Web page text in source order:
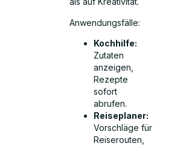
Anwendungsfälle:
Kochhilfe:
Zutaten
anzeigen,
Rezepte
sofort
abrufen.
Reiseplaner:
Vorschläge für
Reiserouten,